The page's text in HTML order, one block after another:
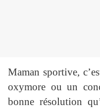
Maman sportive,
oxymore ou un
bonne résolution